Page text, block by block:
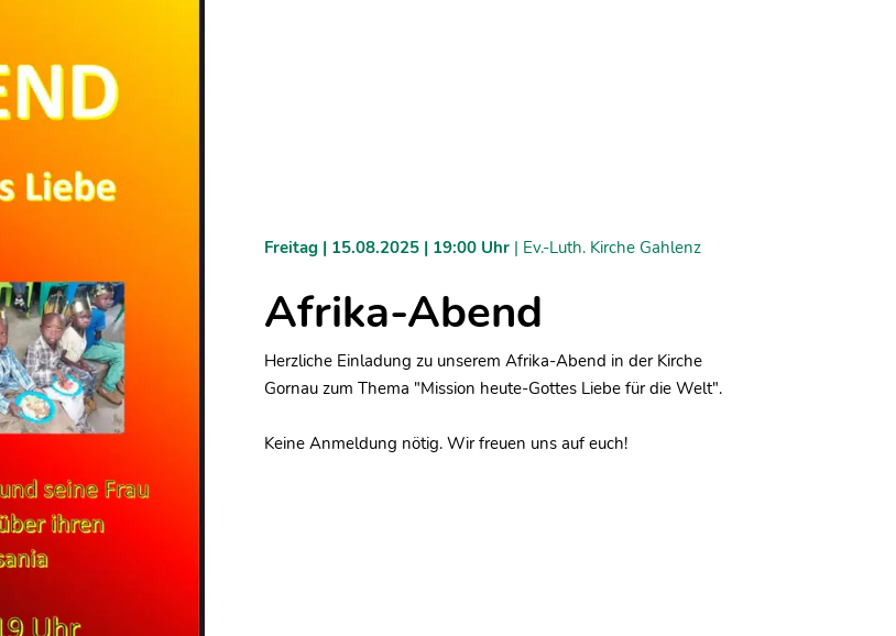
Freitag | 15.08.2025 | 19:00 Uhr | Ev.-Luth. Kirche Gahlenz
Afrika-Abend
Herzliche Einladung zu unserem Afrika-Abend in der Kirche
Gornau zum Thema "Mission heute-Gottes Liebe für die Welt".
Keine Anmeldung nötig. Wir freuen uns auf euch!